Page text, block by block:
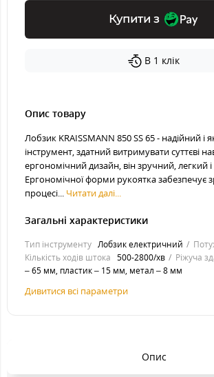
Купити з
В 1 клік
Опис товару
Лобзик KRAISSMANN 850 SS 65 - надійний і
інструмент, здатний витримувати суттєві
ергономічний дизайн, він зручний, легкий
Ергономічної форми рукоятка забезпечує
процесі... Читати далі...
Загальні характеристики
Тип інструменту Лобзик електричний
Кількість ходів штока 500-2800/хв Ріжуча
– 65 мм, пластик – 15 мм, метал – 8 мм
Дивитися всі параметри
Опис